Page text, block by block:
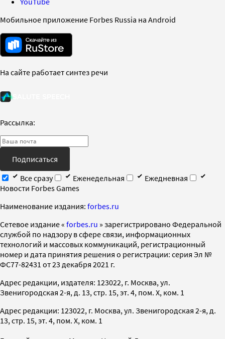
Мобильное приложение Forbes Russia на Android
На сайте работает синтез речи
Рассылка:
Подписаться
Все сразу
Еженедельная
Ежедневная
Новости Forbes Games
Наименование издания: forbes.ru
Cетевое издание « forbes.ru » зарегистрировано Федеральной
службой по надзору в сфере связи, информационных
технологий и массовых коммуникаций, регистрационный
номер и дата принятия решения о регистрации: серия Эл №
ФС77-82431 от 23 декабря 2021 г.
Адрес редакции, издателя: 123022, г. Москва, ул.
Звенигородская 2-я, д. 13, стр. 15, эт. 4, пом. X, ком. 1
Адрес редакции: 123022, г. Москва, ул. Звенигородская 2-я, д.
13, стр. 15, эт. 4, пом. X, ком. 1